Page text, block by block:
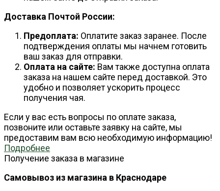
Доставка Почтой России:
Предоплата: Оплатите заказ заранее. После
подтверждения оплаты мы начнем готовить
ваш заказ для отправки.
Оплата на сайте: Вам также доступна оплата
заказа на нашем сайте перед доставкой. Это
удобно и позволяет ускорить процесс
получения чая.
Если у вас есть вопросы по оплате заказа,
позвоните или оставьте заявку на сайте, мы
предоставим вам всю необходимую информацию!
Подробнее
Получение заказа в магазине
Самовывоз из магазина в Краснодаре